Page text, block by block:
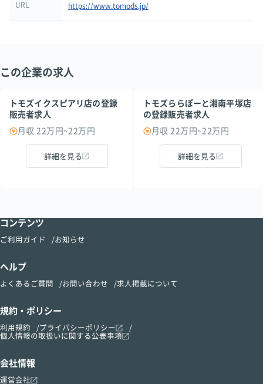
URL https://www.tomods.jp/
この企業の求人
トモズイクスピアリ店の登録
販売者求人
月収 22万円~22万円
詳細を見る
トモズららぽーと湘南平塚店
の登録販売者求人
月収 22万円~22万円
詳細を見る
コンテンツ
ご利用ガイド お知らせ
ヘルプ
よくあるご質問 お問い合わせ 求人掲載について
規約・ポリシー
利用規約
プライバシーポリシー
個人情報の取扱いに関する公表事項
会社情報
運営会社